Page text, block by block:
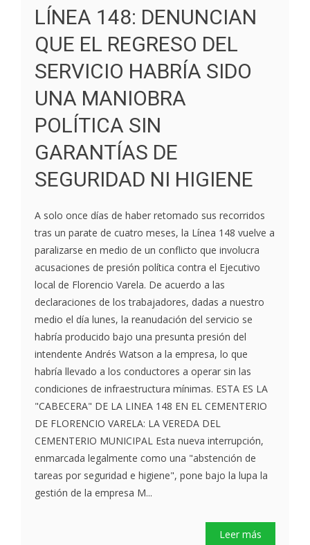
LÍNEA 148: DENUNCIAN
QUE EL REGRESO DEL
SERVICIO HABRÍA SIDO
UNA MANIOBRA
POLÍTICA SIN
GARANTÍAS DE
SEGURIDAD NI HIGIENE
A solo once días de haber retomado sus recorridos
tras un parate de cuatro meses, la Línea 148 vuelve a
paralizarse en medio de un conflicto que involucra
acusaciones de presión política contra el Ejecutivo
local de Florencio Varela. De acuerdo a las
declaraciones de los trabajadores, dadas a nuestro
medio el día lunes, la reanudación del servicio se
habría producido bajo una presunta presión del
intendente Andrés Watson a la empresa, lo que
habría llevado a los conductores a operar sin las
condiciones de infraestructura mínimas. ESTA ES LA
"CABECERA" DE LA LINEA 148 EN EL CEMENTERIO
DE FLORENCIO VARELA: LA VEREDA DEL
CEMENTERIO MUNICIPAL Esta nueva interrupción,
enmarcada legalmente como una "abstención de
tareas por seguridad e higiene", pone bajo la lupa la
gestión de la empresa M...
Leer más